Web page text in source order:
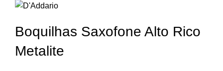
Boquilhas Saxofone Alto Rico
Metalite